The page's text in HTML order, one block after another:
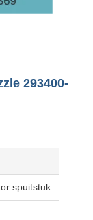
293400-
spuitstuk